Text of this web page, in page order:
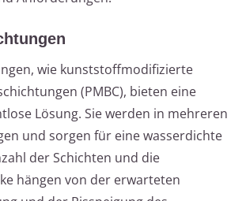
wie kunststoffmodifizierte
(PMBC), bieten eine
Lösung. Sie werden in mehreren
und sorgen für eine wasserdichte
der Schichten und die
hängen von der erwarteten